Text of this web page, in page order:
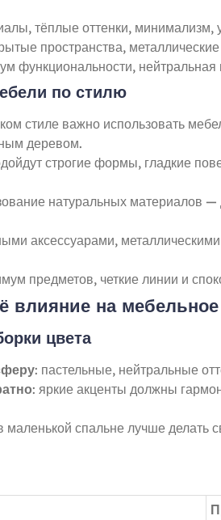
тёплые оттенки, минимализм,
пространства,
функциональности, нейтральная
по стилю
стиле важно использовать
деревом.
строгие формы, гладкие
натуральных материалов
аксессуарами,
предметов, четкие линии и
влияние на мебельное
цвета
: пастельные, нейтральные
: яркие акценты должны
маленькой спальне лучше делать